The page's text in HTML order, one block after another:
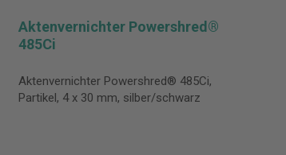
Aktenvernichter Powershred®
485Ci
Aktenvernichter Powershred® 485Ci,
Partikel, 4 x 30 mm, silber/schwarz